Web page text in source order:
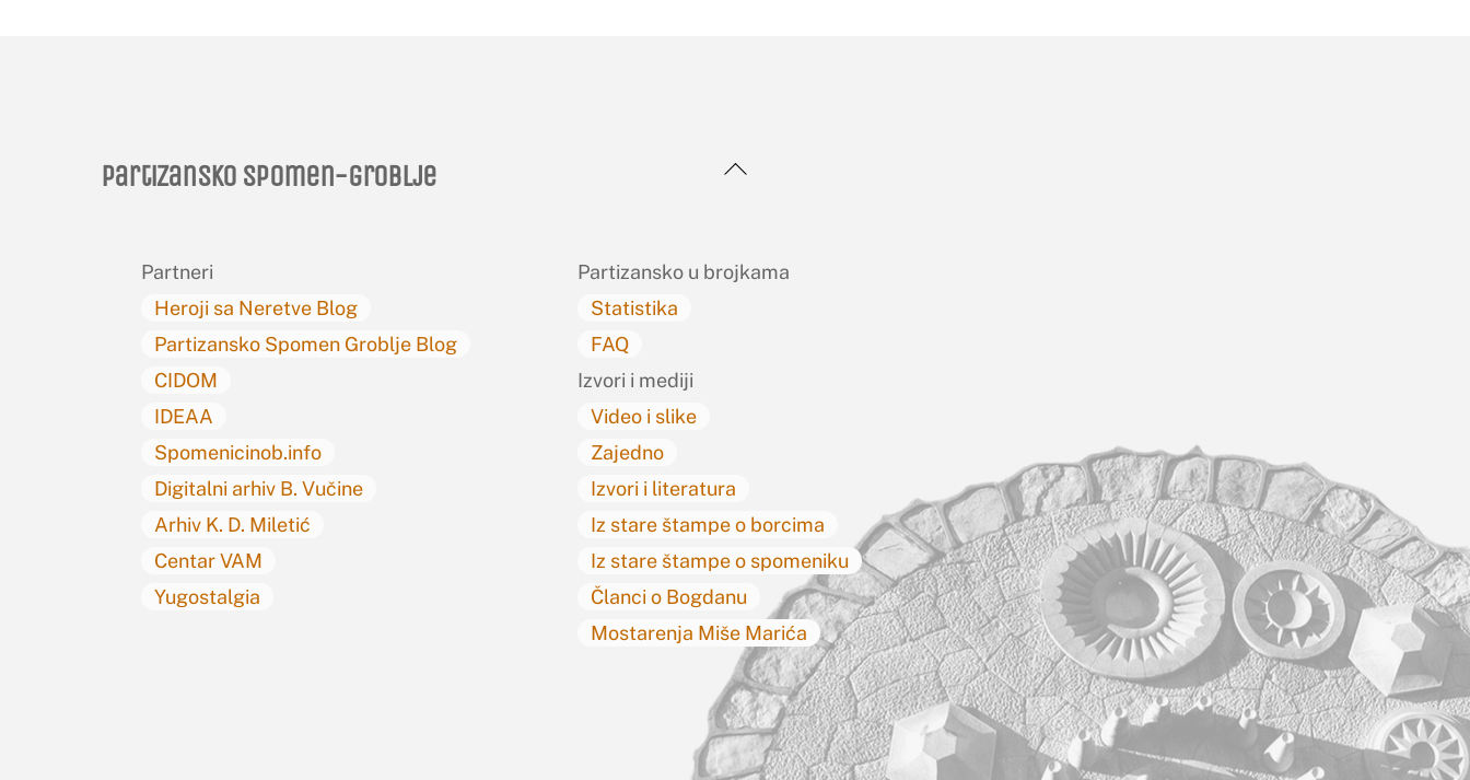
Back
Partizansko spomen-groblje
Partneri
Heroji sa Neretve Blog
Partizansko Spomen Groblje Blog
CIDOM
IDEAA
Spomenicinob.info
Digitalni arhiv B. Vučine
Arhiv K. D. Miletić
Centar VAM
Yugostalgia
Partizansko u brojkama
Statistika
FAQ
Izvori i mediji
Video i slike
Zajedno
Izvori i literatura
Iz stare štampe o borcima
Iz stare štampe o spomeniku
Članci o Bogdanu
Mostarenja Miše Marića